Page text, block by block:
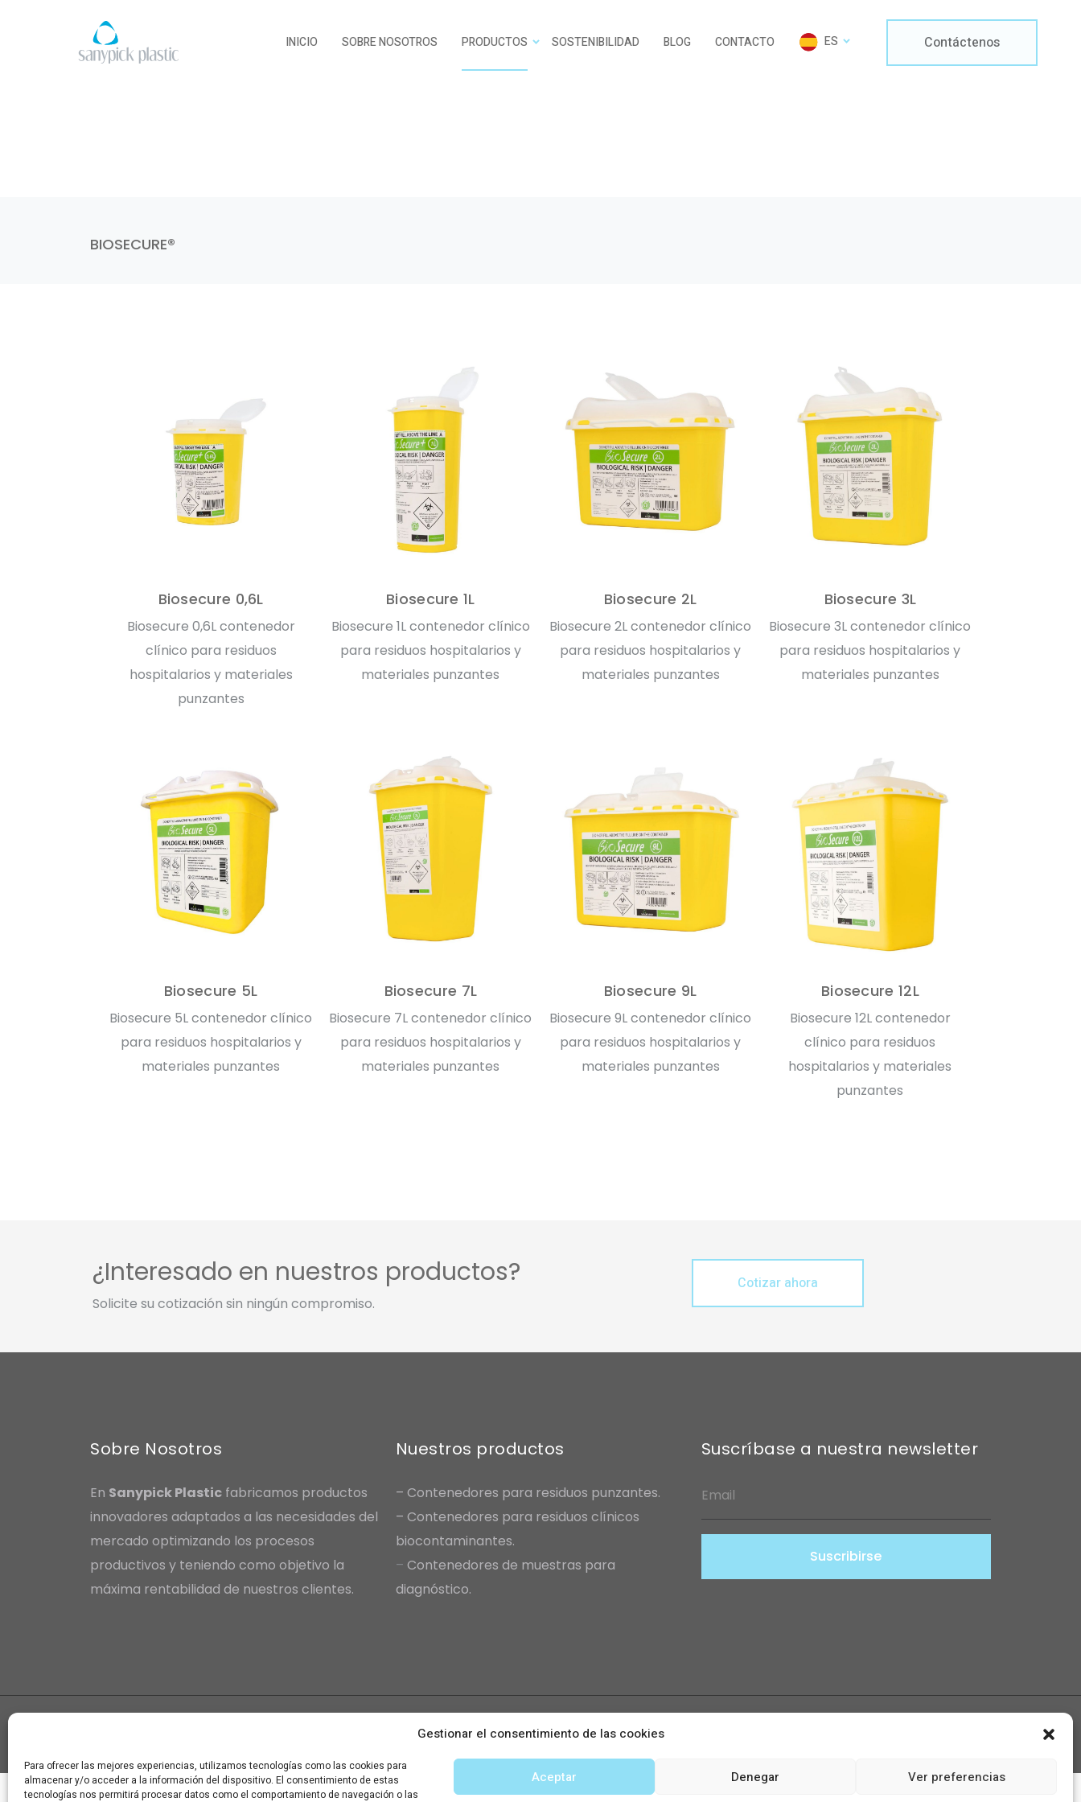
Gestionar el consentimiento de las cookies
Para ofrecer las mejores experiencias, utilizamos tecnologías como las cookies para
almacenar y/o acceder a la información del dispositivo. El consentimiento de estas
tecnologías nos permitirá procesar datos como el comportamiento de navegación o las
Aceptar Denegar Ver preferencias
INICIO SOBRE NOSOTROS PRODUCTOS SOSTENIBILIDAD BLOG CONTACTO ES Contáctenos
BIOSECURE®
Biosecure 0,6L
Biosecure 0,6L contenedor
clínico para residuos
hospitalarios y materiales
punzantes
Biosecure 1L
Biosecure 1L contenedor clínico
para residuos hospitalarios y
materiales punzantes
Biosecure 2L
Biosecure 2L contenedor clínico
para residuos hospitalarios y
materiales punzantes
Biosecure 3L
Biosecure 3L contenedor clínico
para residuos hospitalarios y
materiales punzantes
Biosecure 5L
Biosecure 5L contenedor clínico
para residuos hospitalarios y
materiales punzantes
Biosecure 7L
Biosecure 7L contenedor clínico
para residuos hospitalarios y
materiales punzantes
Biosecure 9L
Biosecure 9L contenedor clínico
para residuos hospitalarios y
materiales punzantes
Biosecure 12L
Biosecure 12L contenedor
clínico para residuos
hospitalarios y materiales
punzantes
¿Interesado en nuestros productos?
Solicite su cotización sin ningún compromiso.
Cotizar ahora
Sobre Nosotros
En Sanypick Plastic fabricamos productos
innovadores adaptados a las necesidades del
mercado optimizando los procesos
productivos y teniendo como objetivo la
máxima rentabilidad de nuestros clientes.
Nuestros productos
– Contenedores para residuos punzantes.
– Contenedores para residuos clínicos
biocontaminantes.
– Contenedores de muestras para
diagnóstico.
Suscríbase a nuestra newsletter
Suscribirse
Aviso Legal | Política de Cookies (UE)